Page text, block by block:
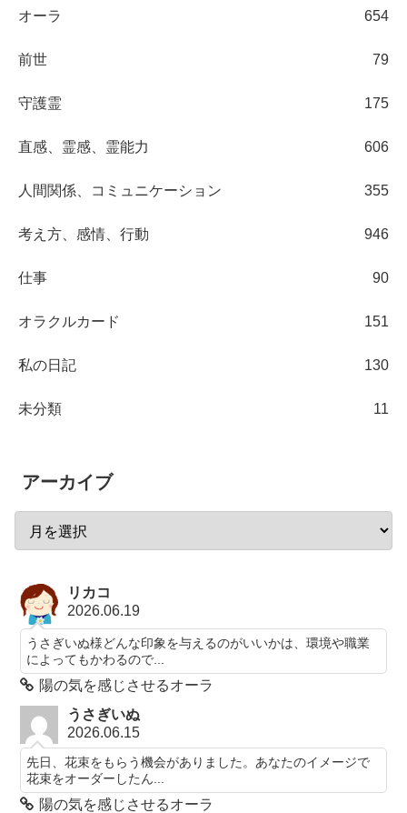
オーラ 654
前世 79
守護霊 175
直感、霊感、霊能力 606
人間関係、コミュニケーション 355
考え方、感情、行動 946
仕事 90
オラクルカード 151
私の日記 130
未分類 11
アーカイブ
リカコ
2026.06.19
うさぎいぬ様どんな印象を与えるのがいいかは、環境や職業
によってもかわるので...
陽の気を感じさせるオーラ
うさぎいぬ
2026.06.15
先日、花束をもらう機会がありました。あなたのイメージで
花束をオーダーしたん...
陽の気を感じさせるオーラ